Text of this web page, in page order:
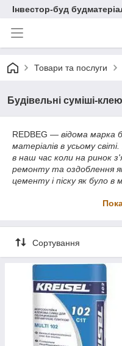
Інвестор-буд
Товари та послуги
Будівельні суміші-клею
REDBEG ― відома марка
матеріалів в усьому
в наш час коли на ринок
ремонту та оздоблення як
цементу і піску як було
Виробництво сухих
місті Харкові
Сортування